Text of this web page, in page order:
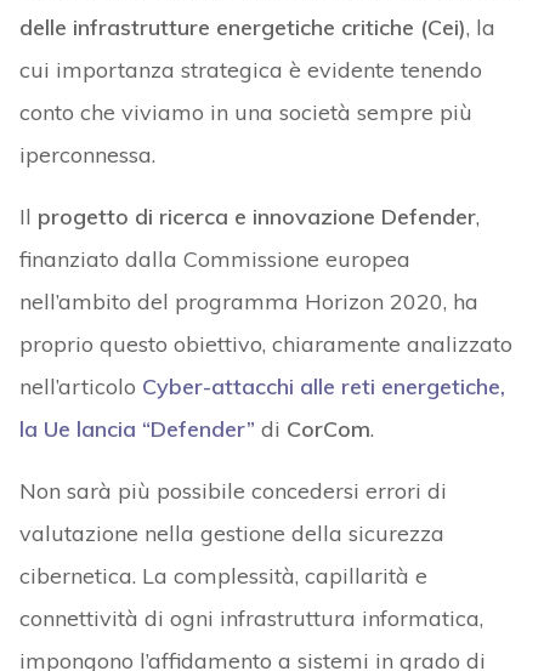
delle infrastrutture energetiche critiche (Cei), la
cui importanza strategica è evidente tenendo
conto che viviamo in una società sempre più
iperconnessa.
Il progetto di ricerca e innovazione Defender,
finanziato dalla Commissione europea
nell’ambito del programma Horizon 2020, ha
proprio questo obiettivo, chiaramente analizzato
nell’articolo Cyber-attacchi alle reti energetiche,
la Ue lancia “Defender” di CorCom.
Non sarà più possibile concedersi errori di
valutazione nella gestione della sicurezza
cibernetica. La complessità, capillarità e
connettività di ogni infrastruttura informatica,
impongono l’affidamento a sistemi in grado di